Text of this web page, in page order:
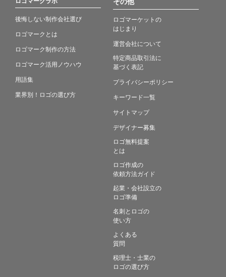
後悔しない制作会社選び
ロゴマークとは
ロゴマーク制作の方法
ロゴマーク活用ノウハウ
用語集
業界別！ロゴの選び方
ロゴマーケットの
はじまり
運営会社について
特定商品取引法に
基づく表記
プライバシーポリシー
キーワード一覧
サイトマップ
デザイナー募集
ロゴ無料提案
とは
ロゴ作成の
依頼方法ガイド
起業・会社設立の
ロゴ準備
名刺とロゴの
使い方
よくある
質問
税理士・士業の
ロゴの選び方